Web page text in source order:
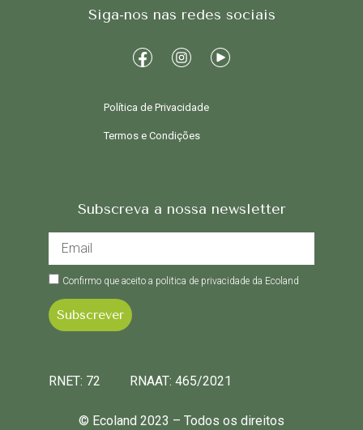
Siga-nos nas redes sociais
Política de Privacidade
Termos e Condições
Subscreva a nossa newsletter
Confirmo que aceito a politica de privacidade da Ecoland
Subscrever
RNET: 72 RNAAT: 465/2021
© Ecoland 2023 – Todos os direitos